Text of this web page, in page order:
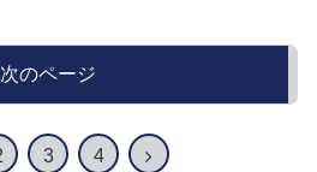
次のページ
3 4